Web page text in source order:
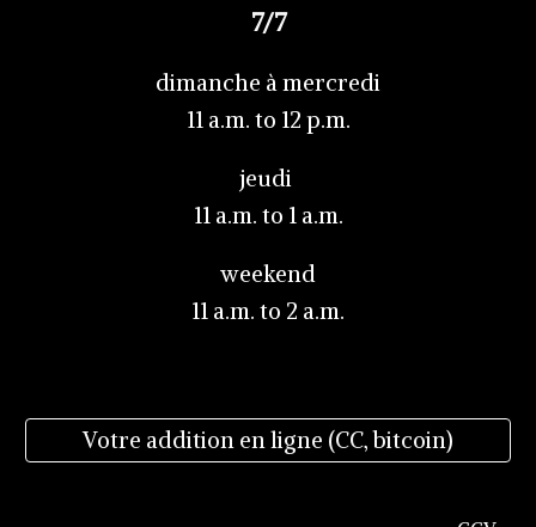
7/7
dimanche à mercredi
11 a.m. to 12 p.m.
jeudi
11 a.m. to 1 a.m.
weekend
11 a.m. to 2 a.m.
Votre addition en ligne (CC, bitcoin)